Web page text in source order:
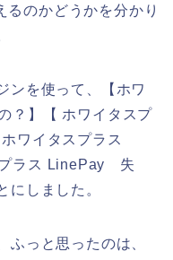
のかどうかを分かり
ンを使って、【ホワ
？】【 ホワイタスプ
ワイタスプラス
プラス LinePay 失
にしました。
ふっと思ったのは、